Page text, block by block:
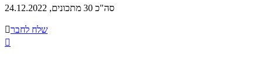
סה"כ 30 מתכונים, 24.12.2022
שלח לחבר
